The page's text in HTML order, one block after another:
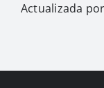
Actualizada